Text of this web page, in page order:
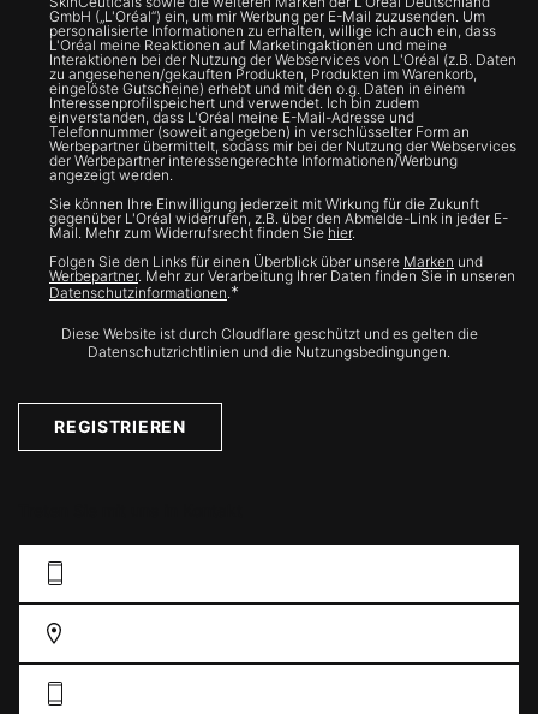
GmbH („L'Oréal“) ein, um mir Werbung per E-Mail zuzusenden. Um
personalisierte Informationen zu erhalten, willige ich auch ein, dass
L'Oréal meine Reaktionen auf Marketingaktionen und meine
Interaktionen bei der Nutzung der Webservices von L'Oréal (z.B. Daten
zu angesehenen/gekauften Produkten, Produkten im Warenkorb,
eingelöste Gutscheine) erhebt und mit den o.g. Daten in einem
Interessenprofilspeichert und verwendet. Ich bin zudem
einverstanden, dass L'Oréal meine E-Mail-Adresse und
Telefonnummer (soweit angegeben) in verschlüsselter Form an
Werbepartner übermittelt, sodass mir bei der Nutzung der Webservices
der Werbepartner interessengerechte Informationen/Werbung
angezeigt werden.
Sie können Ihre Einwilligung jederzeit mit Wirkung für die Zukunft
gegenüber L'Oréal widerrufen, z.B. über den Abmelde-Link in jeder E-
Mail. Mehr zum Widerrufsrecht finden Sie hier.
Folgen Sie den Links für einen Überblick über unsere Marken und
Werbepartner. Mehr zur Verarbeitung Ihrer Daten finden Sie in unseren
Datenschutzinformationen *
Diese Website ist durch Cloudflare geschützt und es gelten die
Datenschutzrichtlinien und die Nutzungsbedingungen.
REGISTRIEREN